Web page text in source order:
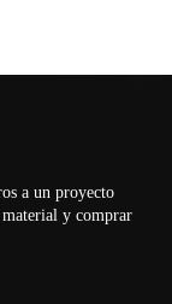
a un proyecto
y comprar